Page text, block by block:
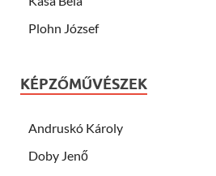
Plohn József
KÉPZŐMŰVÉSZEK
Andruskó Károly
Doby Jenő